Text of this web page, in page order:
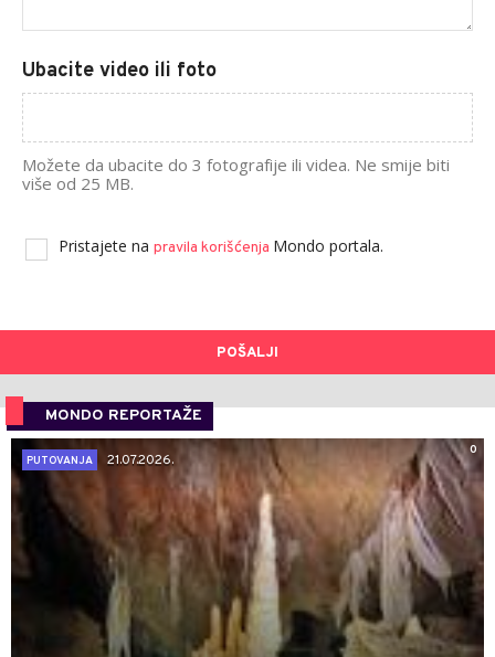
Ubacite video ili foto
Možete da ubacite do 3 fotografije ili videa. Ne smije biti
više od 25 MB.
Pristajete na pravila korišćenja Mondo portala.
POŠALJI
MONDO REPORTAŽE
0
PUTOVANJA
21.07.2026.